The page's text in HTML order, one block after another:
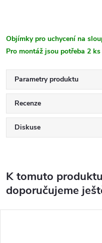
Objímky pro uchycení na
Pro montáž jsou potřeba 2
Parametry produktu
Recenze
Diskuse
K tomuto produktu
doporučujeme